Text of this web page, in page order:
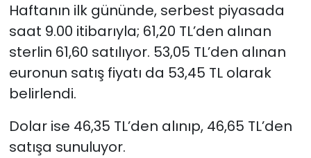
Haftanın ilk gününde, serbest piyasada
saat 9.00 itibarıyla; 61,20 TL’den alınan
sterlin 61,60 satılıyor. 53,05 TL’den alınan
euronun satış fiyatı da 53,45 TL olarak
belirlendi.
Dolar ise 46,35 TL’den alınıp, 46,65 TL’den
satışa sunuluyor.
Teknoloji
TÜRKiYE
Video Galeri
YAŞAM